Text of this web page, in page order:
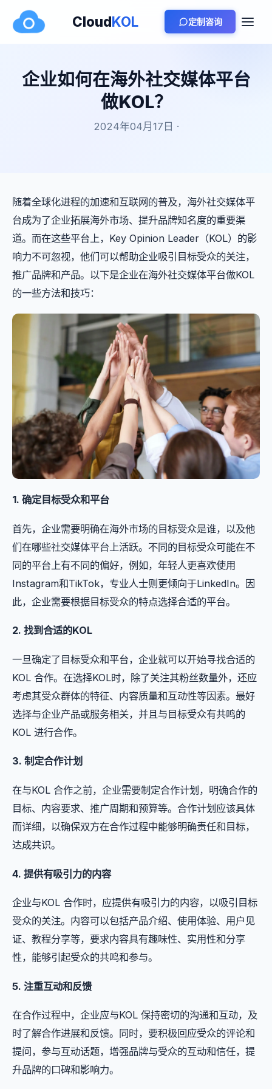
CloudKOL 定制咨询
企业如何在海外社交媒体平台
做KOL？
2024年04月17日 ·
随着全球化进程的加速和互联网的普及，海外社交媒体平
台成为了企业拓展海外市场、提升品牌知名度的重要渠
道。而在这些平台上，Key Opinion Leader（KOL）的影
响力不可忽视，他们可以帮助企业吸引目标受众的关注，
推广品牌和产品。以下是企业在海外社交媒体平台做KOL
的一些方法和技巧：
1. 确定目标受众和平台
首先，企业需要明确在海外市场的目标受众是谁，以及他
们在哪些社交媒体平台上活跃。不同的目标受众可能在不
同的平台上有不同的偏好，例如，年轻人更喜欢使用
Instagram和TikTok，专业人士则更倾向于LinkedIn。因
此，企业需要根据目标受众的特点选择合适的平台。
2. 找到合适的KOL
一旦确定了目标受众和平台，企业就可以开始寻找合适的
KOL 合作。在选择KOL时，除了关注其粉丝数量外，还应
考虑其受众群体的特征、内容质量和互动性等因素。最好
选择与企业产品或服务相关，并且与目标受众有共鸣的
KOL 进行合作。
3. 制定合作计划
在与KOL 合作之前，企业需要制定合作计划，明确合作的
目标、内容要求、推广周期和预算等。合作计划应该具体
而详细，以确保双方在合作过程中能够明确责任和目标，
达成共识。
4. 提供有吸引力的内容
企业与KOL 合作时，应提供有吸引力的内容，以吸引目标
受众的关注。内容可以包括产品介绍、使用体验、用户见
证、教程分享等，要求内容具有趣味性、实用性和分享
性，能够引起受众的共鸣和参与。
5. 注重互动和反馈
在合作过程中，企业应与KOL 保持密切的沟通和互动，及
时了解合作进展和反馈。同时，要积极回应受众的评论和
提问，参与互动话题，增强品牌与受众的互动和信任，提
升品牌的口碑和影响力。